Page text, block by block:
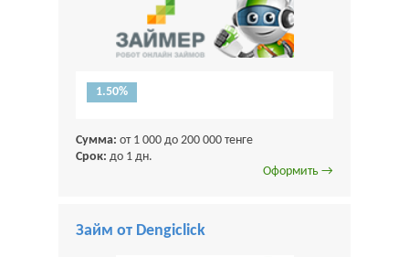
1.50%
Сумма: от 1 000 до 200 000 тенге
Срок: до 1 дн.
Оформить →
Займ от Dengiclick